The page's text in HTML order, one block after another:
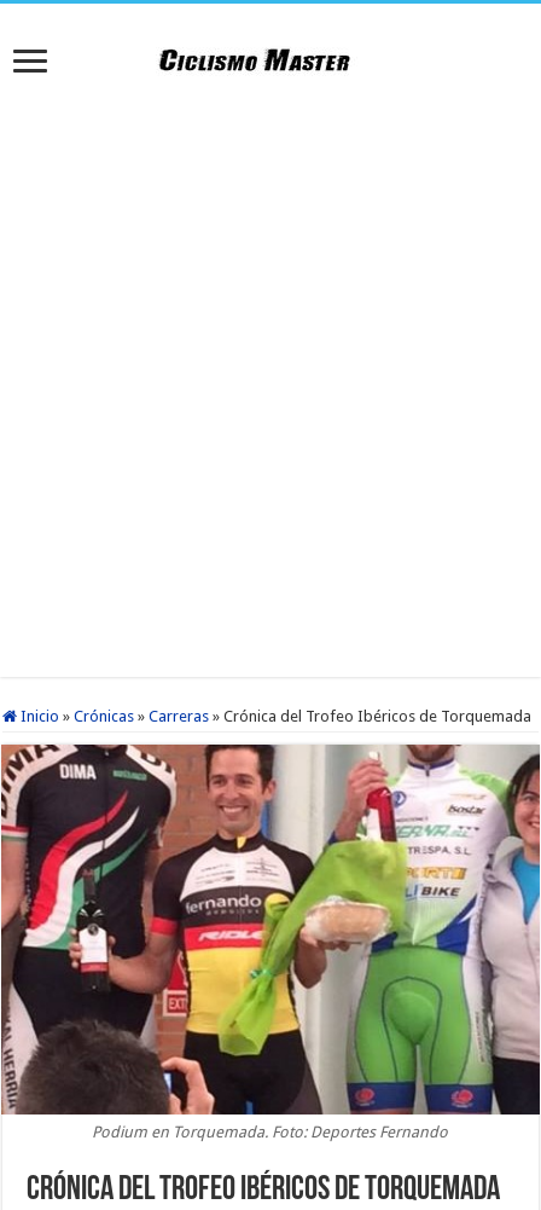
Inicio » Crónicas » Carreras » Crónica del Trofeo Ibéricos de Torquemada
Podium en Torquemada. Foto: Deportes Fernando
Crónica del Trofeo Ibéricos de Torquemada